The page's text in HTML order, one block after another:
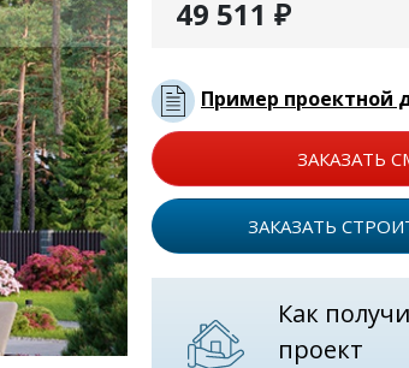
49 511 ₽
Пример проектной
ЗАКАЗАТЬ
ЗАКАЗАТЬ
Как
проект